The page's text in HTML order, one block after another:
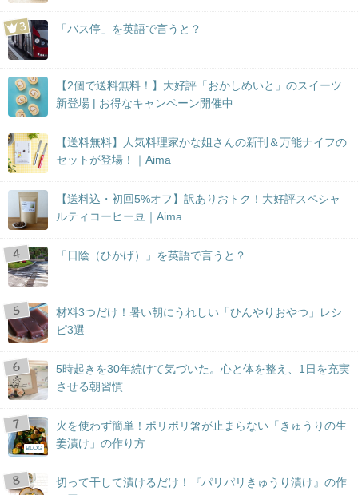
「バス停」を英語で言うと？
【2個で送料無料！】大好評「おかしめいと」のスイーツ
新登場 | お得なキャンペーン開催中
【送料無料】人気料理家かな姐さんの新刊＆万能ナイフの
セットが登場！｜Aima
【送料込・初回5%オフ】訳ありおトク！大好評スペシャ
ルティコーヒー豆｜Aima
「日陰（ひかげ）」を英語で言うと？
材料3つだけ！暑い朝にうれしい「ひんやりおやつ」レシ
ピ3選
5時起きを30年続けて気づいた。心と体を整え、1日を充実
させる朝習慣
BLOG
火を使わず簡単！ポリポリ箸が止まらない「きゅうりの生
姜漬け」の作り方
切って干して漬けるだけ！『パリパリきゅうり漬け』の作